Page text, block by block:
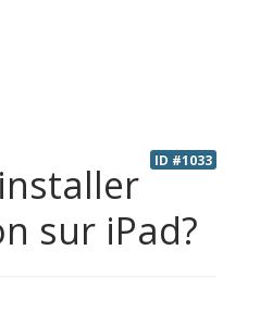
ID #1033
sur iPad?